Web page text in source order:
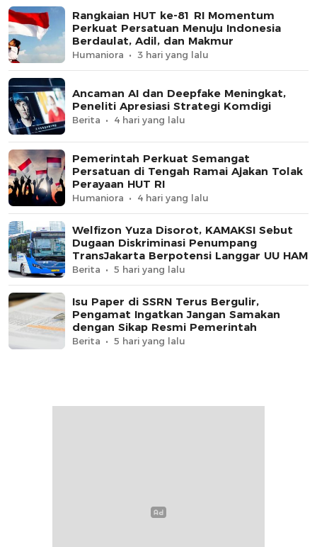
Rangkaian HUT ke-81 RI Momentum
Perkuat Persatuan Menuju Indonesia
Berdaulat, Adil, dan Makmur
Humaniora 3 hari yang lalu
Ancaman AI dan Deepfake Meningkat,
Peneliti Apresiasi Strategi Komdigi
Berita 4 hari yang lalu
Pemerintah Perkuat Semangat
Persatuan di Tengah Ramai Ajakan Tolak
Perayaan HUT RI
Humaniora 4 hari yang lalu
Welfizon Yuza Disorot, KAMAKSI Sebut
Dugaan Diskriminasi Penumpang
TransJakarta Berpotensi Langgar UU HAM
Berita 5 hari yang lalu
Isu Paper di SSRN Terus Bergulir,
Pengamat Ingatkan Jangan Samakan
dengan Sikap Resmi Pemerintah
Berita 5 hari yang lalu